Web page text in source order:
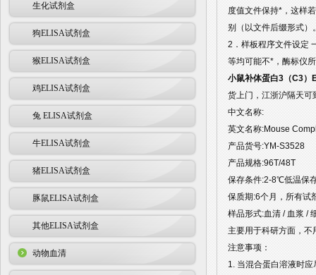
生化试剂盒
狗ELISA试剂盒
猴ELISA试剂盒
鸡ELISA试剂盒
兔 ELISA试剂盒
牛ELISA试剂盒
猪ELISA试剂盒
豚鼠ELISA试剂盒
其他ELISA试剂盒
动物血清
度值文件保持*，这样
别（以文件后缀形式）
2．样板程序文件设定
等均可能不*，酶标仪
小鼠补体蛋白3（C3）
货上门，江浙沪隔天可
中文名称:
英文名称:Mouse
产品货号:YM-S3528
产品规格:96T/48T
保存条件:2-8℃低温保
保质期:6个月，所有试
样品形式:血清 / 血浆 /
主要用于科研方面，
注意事项：
1. 当混合蛋白溶液时